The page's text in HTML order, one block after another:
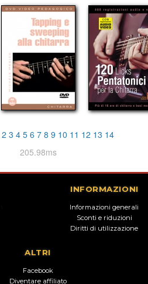
2 3 4 5 6 7 8 9 10 11 12 13 14
205.98ms
INFORMAZIONI
Informazioni generali
Sconti e riduzioni
Diritti di utilizzazione
ALTRI
Facebook
Diventare affiliato